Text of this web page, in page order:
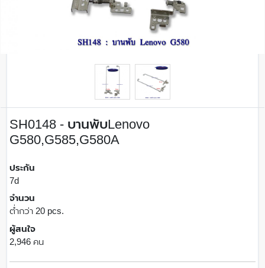
SH0148 - บานพับLenovo
G580,G585,G580A
ประกัน
7d
จำนวน
ต่ำกว่า 20 pcs.
ผู้สนใจ
2,946 คน